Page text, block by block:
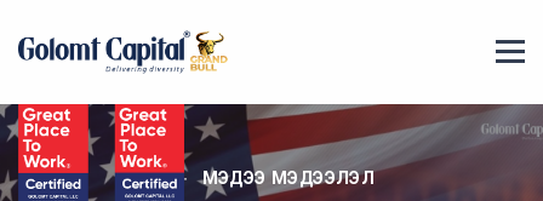
МЭДЭЭ МЭДЭЭЛЭЛ